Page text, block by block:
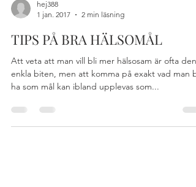
1 jan. 2017
2 min läsning
TIPS PÅ BRA HÄLSOMÅL
Att veta att man vill bli mer hälsosam är ofta den
ha som mål kan ibland upplevas som...